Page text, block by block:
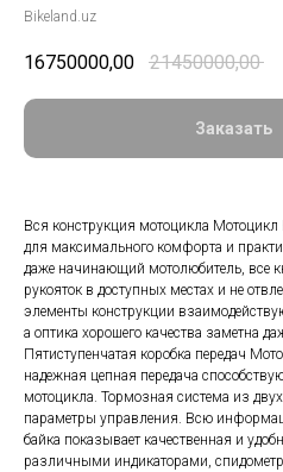
Bikeland.uz
16750000,00 21450000,00
Заказать
Вся конструкция мотоцикла Мотоцикл
для максимального комфорта и
даже начинающий мотолюбитель, все
рукояток в доступных местах и не
элементы конструкции
а оптика хорошего качества заметна
Пятиступенчатая коробка передач
надежная цепная передача
мотоцикла. Тормозная система из
параметры управления. Всю
байка показывает качественная и
различными индикаторами,